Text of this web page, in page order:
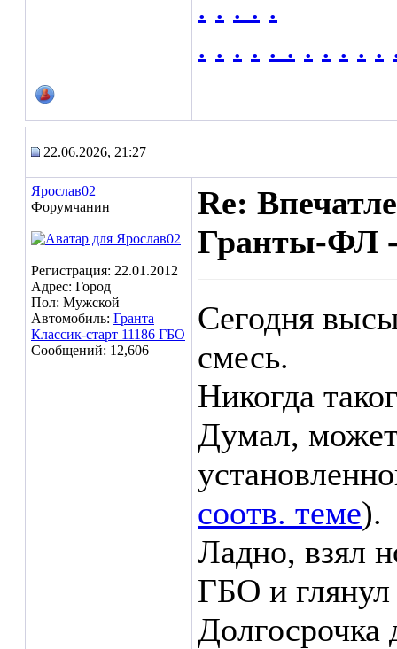
. . . . . . . . . . .
22.06.2026, 21:27
Ярослав02
Форумчанин
Регистрация: 22.01.2012
Адрес: Город
Пол: Мужской
Автомобиль: Гранта
Классик-старт 11186 ГБО
Сообщений: 12,606
Re:
Гранты-ФЛ
Сегодня
смесь.
Никогда
Думал, может
соотв. теме).
Ладно, взял
ГБО и глянул
Долгосрочка